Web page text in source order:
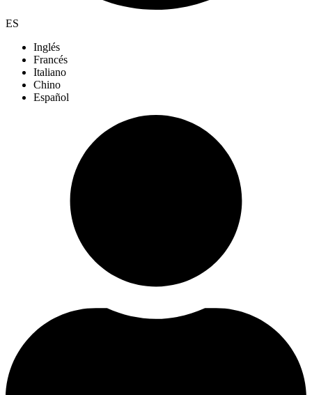
ES
Inglés
Francés
Italiano
Chino
Español